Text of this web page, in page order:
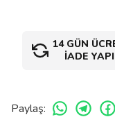
14 GÜN
İADE
Paylaş: